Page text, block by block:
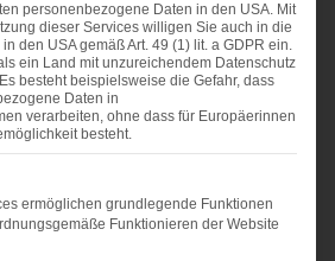
DES ERWERBS ODER
WIR SIE?
personenbezogene Daten in den USA. Mit
dieser Services willigen Sie auch in die
den USA gemäß Art. 49 (1) lit. a GDPR ein.
ein Land mit unzureichendem Datenschutz
besteht beispielsweise die Gefahr, dass
Daten in
verarbeiten, ohne dass für Europäerinnen
besteht.
der Service-Gruppen, für die eine
ermöglichen grundlegende Funktionen
Funktionieren der Website